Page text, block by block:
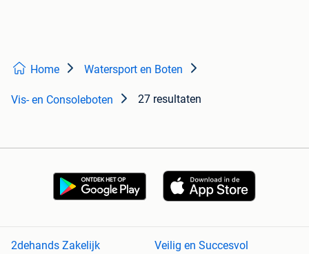
Home Watersport en Boten
Vis- en Consoleboten 27 resultaten
2dehands Zakelijk Veilig en Succesvol